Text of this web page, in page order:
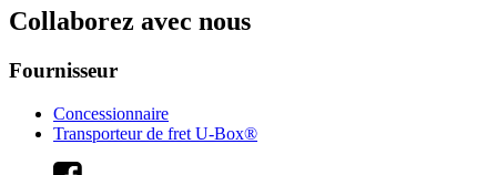
Collaborez avec nous
Fournisseur
Concessionnaire
Transporteur de fret U-Box®